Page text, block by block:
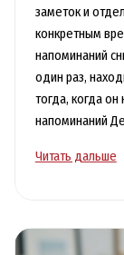
заметок и
конкретным
напоминаний
один раз,
тогда, когда
напоминаний
Как
простая
Читать дальше